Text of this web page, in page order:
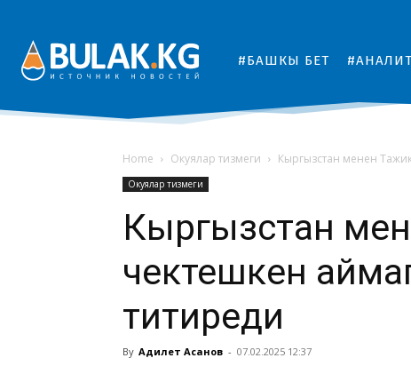
#БАШКЫ БЕТ
Home Окуялар тизмеги Кыргызстан менен
Окуялар тизмеги
Кыргызстан
чектешкен
титиреди
By Адилет Асанов - 07.02.2025 12:37